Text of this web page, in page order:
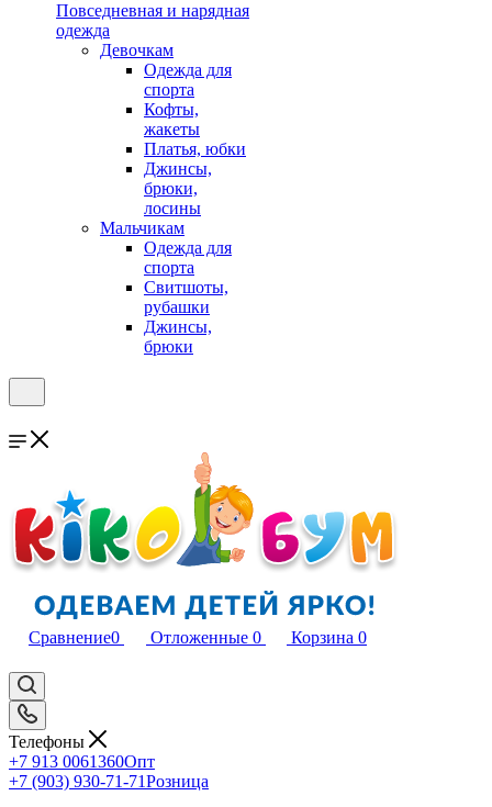
Повседневная и нарядная
одежда
Девочкам
Одежда для
спорта
Кофты,
жакеты
Платья, юбки
Джинсы,
брюки,
лосины
Мальчикам
Одежда для
спорта
Свитшоты,
рубашки
Джинсы,
брюки
Сравнение0 Отложенные 0 Корзина 0
Телефоны
+7 913 0061360Опт
+7 (903) 930-71-71Розница